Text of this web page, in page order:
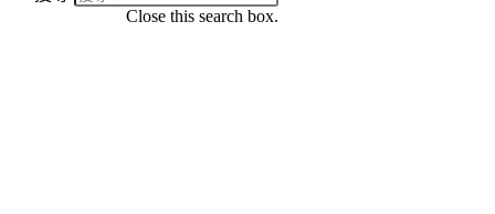
Close this search box.